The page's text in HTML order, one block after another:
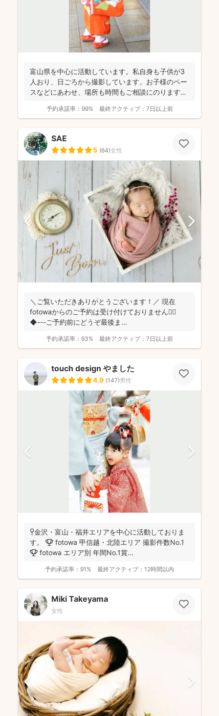
富山県を中心に活動しています。私自身も子供が3
人おり、日ごろから撮影しています。お子様のペー
スなどにあわせ、場所も時間もご相談にのります。
予約承諾率： 99% 最終アクティブ： 7日以上前
SAE
5 (64)女性
＼ご覧いただきありがとうございます！／ 現在
fotowaからのご予約は受け付けておりません🙇‍♀️
◆---ご予約前にどうぞ最後ま...
予約承諾率： 93% 最終アクティブ： 7日以上前
touch design やました
4.9 (147)男性
📍金沢・富山・福井エリアを中心に活動しておりま
す。 🏆 fotowa 甲信越・北陸エリア 撮影件数No.1
🏆 fotowa エリア別 年間No.1賞...
予約承諾率： 91% 最終アクティブ： 12時間以内
Miki Takeyama
女性